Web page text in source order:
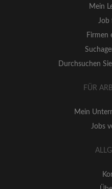
Mein
Job
Firmen
Durchsuchen
FÜR
Mein
Jobs